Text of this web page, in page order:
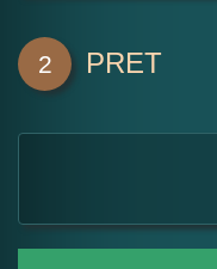
2 PRET